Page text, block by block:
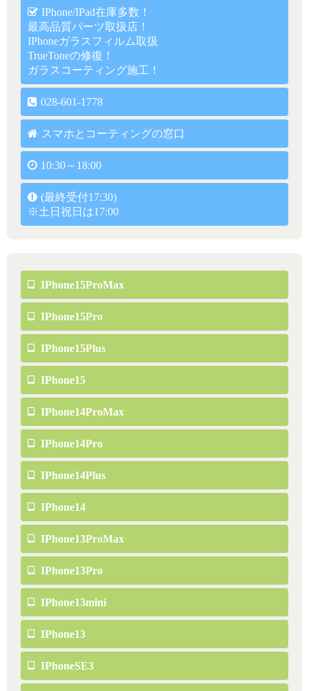
IPhone/iPad在庫多数！
最高品質パーツ取扱店！
IPhoneガラスフィルム取扱
TrueToneの修復！
ガラスコーティング施工！
028-601-1778
スマホとコーティングの窓口
10:30～18:00
(最終受付17:30)
※土日祝日は17:00
IPhone15ProMax
IPhone15Pro
IPhone15Plus
IPhone15
IPhone14ProMax
IPhone14Pro
IPhone14Plus
IPhone14
IPhone13ProMax
IPhone13Pro
IPhone13mini
IPhone13
IPhoneSE3